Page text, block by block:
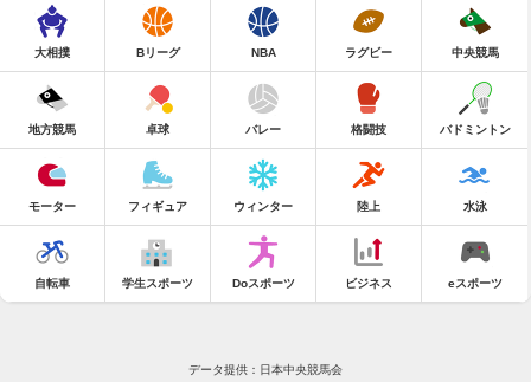
大相撲 Bリーグ NBA ラグビー 中央競馬
地方競馬 卓球 バレー 格闘技 バドミントン
モーター フィギュア ウィンター 陸上 水泳
自転車 学生スポーツ Doスポーツ ビジネス eスポーツ
データ提供：日本中央競馬会